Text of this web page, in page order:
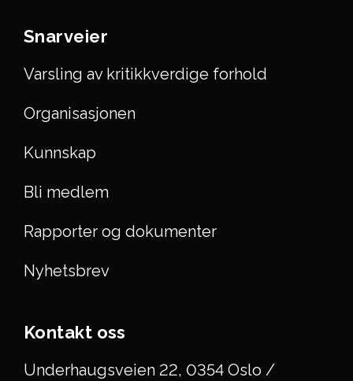
Snarveier
Varsling av kritikkverdige forhold
Organisasjonen
Kunnskap
Bli medlem
Rapporter og dokumenter
Nyhetsbrev
Kontakt oss
Underhaugsveien 22, 0354 Oslo /